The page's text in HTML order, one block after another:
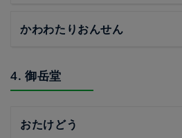
かわわたりおんせん
4. 御岳堂
おたけどう